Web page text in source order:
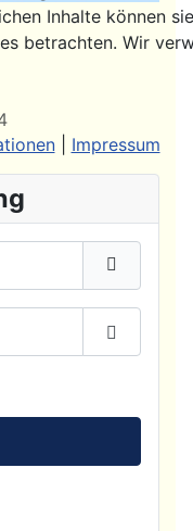
Passwort
Inhalte können sie
betrachten. Wir
| Impressum